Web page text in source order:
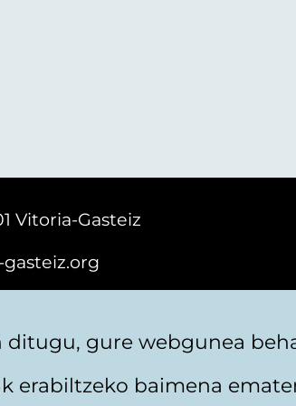
Vitoria-Gasteiz
gure webgunea
erabiltzeko baimena